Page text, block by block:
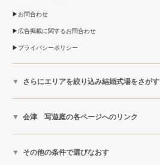
お問合わせ
広告掲載に関するお問合わせ
プライバシーポリシー
さらにエリアを絞り込み結婚式場をさがす
会津 写遊庭の各ページへのリンク
その他の条件で選びなおす